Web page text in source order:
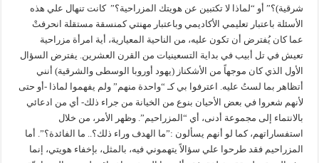
شرقية)؟” أو “لماذا لا تكتبين عن هويتك المزراحية؟” كانت تنهال علي هذه
الأسئلة باعتبار تعليمي الأكاديمي وباعتبار مهنتي كمنسقة مستقلة انحرفتْ
عما كان يُفترض أن تكون عليه، من الناحية المعيارية، أية امرأة مزراحية
تعيش في تل أبيب في بداية التسعينيات من القرن العشرين. يفترض السؤال
الأول الذي كان موجهاً من الأشكناز (يهود أوروبا الوسطى والشرقية) أنني
أتظاهر بما لستُ عليه. اعترفوا بي كـ “واحدة منهم” ولم يفهموا لماذا -أو حتى
لأنهم شعروا في بعض الأحيان بنوع من الخيانة من جراء ذلك- أي من ادعائي
بالانتماء إلى مجموعة أدنى، أي “المزراحيم”. وظهر الأمر، من خلال
استفساراتهم، كما لو أنهم يسألون :”ما الهدف وراء ذلك؟.. ما الفائدة؟”. أما
المزراحيم فقد طرحوا علي سؤالاً يتهموني فيه، بالمثل، بإخفاء هويتي، إنما